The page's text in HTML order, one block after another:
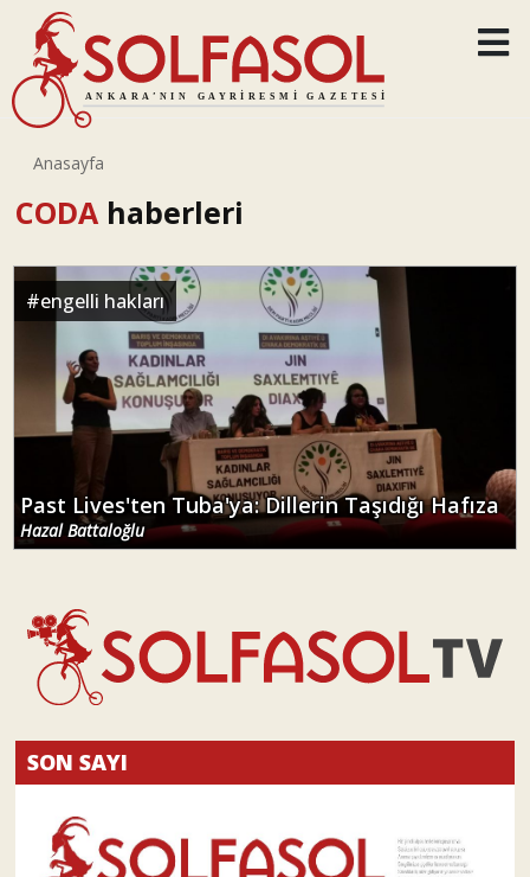
Anasayfa
CODA haberleri
#engelli hakları
Past Lives'ten Tuba'ya: Dillerin Taşıdığı Hafıza
Hazal Battaloğlu
SON SAYI